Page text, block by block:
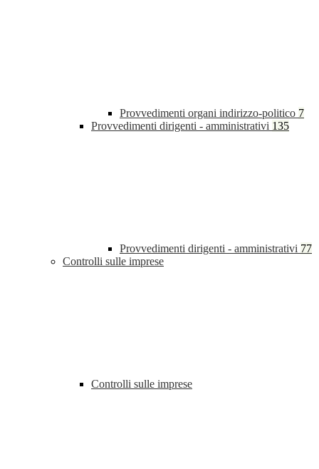
Provvedimenti organi indirizzo-politico 7
Provvedimenti dirigenti - amministrativi 135
Provvedimenti dirigenti - amministrativi 77
Controlli sulle imprese
Controlli sulle imprese